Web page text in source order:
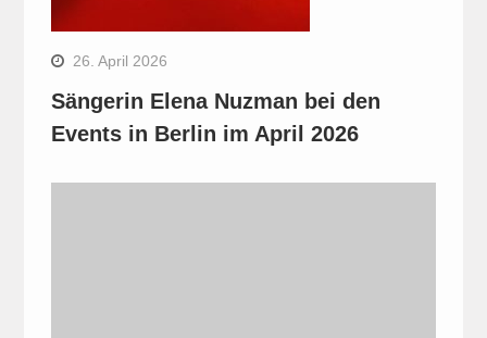
26. April 2026
Sängerin Elena Nuzman bei den
Events in Berlin im April 2026